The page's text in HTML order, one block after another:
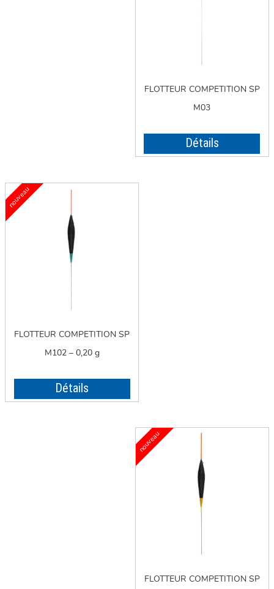
FLOTTEUR COMPETITION SP
M03
Détails
FLOTTEUR COMPETITION SP
M102 – 0,20 g
Détails
FLOTTEUR COMPETITION SP